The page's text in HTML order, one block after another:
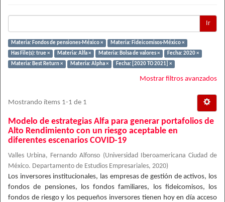
Ir
Materia: Fondos de pensiones-México ×
Materia: Fideicomisos-México ×
Has File(s): true ×
Materia: Alfa × Materia: Bolsa de valores ×
Fecha: 2020 ×
Materia: Best Return ×
Materia: Alpha × Fecha: [2020 TO 2021] ×
Mostrar filtros avanzados
Mostrando ítems 1-1 de 1
Modelo de estrategias Alfa para generar portafolios de
Alto Rendimiento con un riesgo aceptable en
diferentes escenarios COVID-19
Valles Urbina, Fernando Alfonso (Universidad Iberoamericana Ciudad de
México. Departamento de Estudios Empresariales, 2020)
Los inversores institucionales, las empresas de gestión de activos, los
fondos de pensiones, los fondos familiares, los fideicomisos, los
fondos de riesgo y los pequeños inversores tienen hoy en día acceso